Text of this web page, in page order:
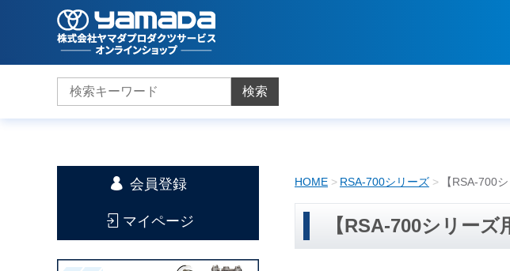
検索
HOME RSA-700シリーズ 【RSA-700
【RSA-700シリー
会員登録
マイページ